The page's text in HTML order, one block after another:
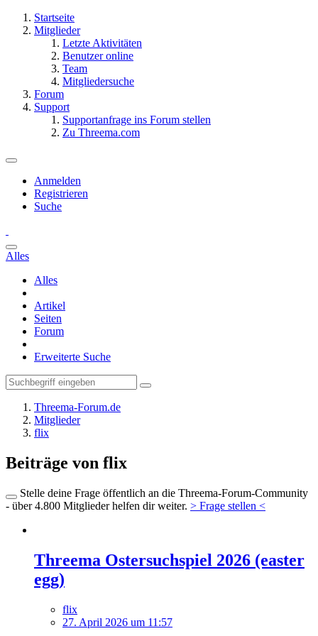
Startseite
Mitglieder
Letzte Aktivitäten
Benutzer online
Team
Mitgliedersuche
Forum
Support
Supportanfrage ins Forum stellen
Zu Threema.com
Anmelden
Registrieren
Suche
Alles
Alles
Artikel
Seiten
Forum
Erweiterte Suche
Threema-Forum.de
Mitglieder
flix
Beiträge von flix
Stelle deine Frage öffentlich an die Threema-Forum-Community
- über 4.800 Mitglieder helfen dir weiter. > Frage stellen <
Threema Ostersuchspiel 2026 (easter
egg)
flix
27. April 2026 um 11:57